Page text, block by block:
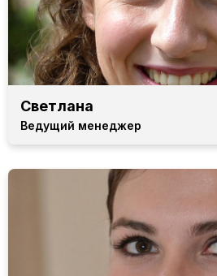
Светлана
Ведущий менеджер